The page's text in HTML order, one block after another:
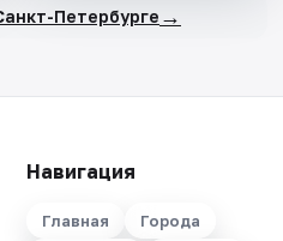
Петербурге →
Навигация
Главная
Города